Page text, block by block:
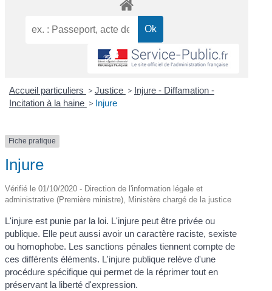
Accueil particuliers > Justice > Injure - Diffamation -
Incitation à la haine > Injure
Fiche pratique
Injure
Vérifié le 01/10/2020 - Direction de l'information légale et
administrative (Première ministre), Ministère chargé de la justice
L'injure est punie par la loi. L'injure peut être privée ou
publique. Elle peut aussi avoir un caractère raciste, sexiste
ou homophobe. Les sanctions pénales tiennent compte de
ces différents éléments. L'injure publique relève d'une
procédure spécifique qui permet de la réprimer tout en
préservant la liberté d'expression.